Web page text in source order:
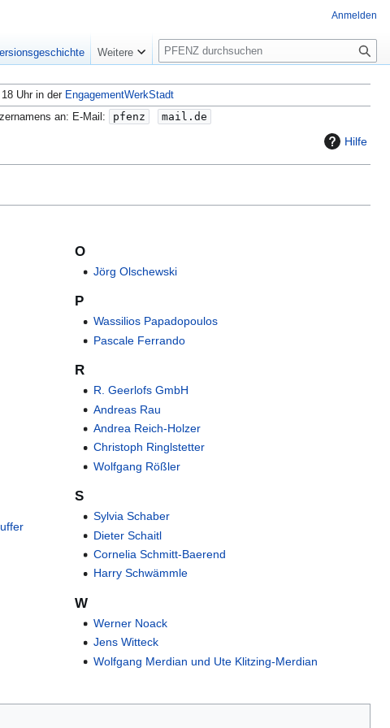
Uhr in der EngagementWerkStadt
an: E-Mail:
pfenz mail.de
Hilfe
O
Jörg Olschewski
P
Wassilios Papadopoulos
Pascale Ferrando
R
R. Geerlofs GmbH
Andreas Rau
Andrea Reich-Holzer
Christoph Ringlstetter
Wolfgang Rößler
S
Sylvia Schaber
Dieter Schaitl
Cornelia Schmitt-Baerend
Harry Schwämmle
W
Werner Noack
Jens Witteck
Wolfgang Merdian und Ute Klitzing-Merdian
Anmelden
Weitere
S
u
c
h
e